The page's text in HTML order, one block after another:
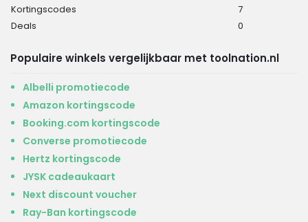
Kortingscodes
7
Deals
0
Populaire winkels vergelijkbaar met toolnation.nl
Albelli promotiecode
Amazon kortingscode
Booking.com kortingscode
Converse promotiecode
Hertz kortingscode
JYSK cadeaukaart
Next discount voucher
Ray-Ban kortingscode